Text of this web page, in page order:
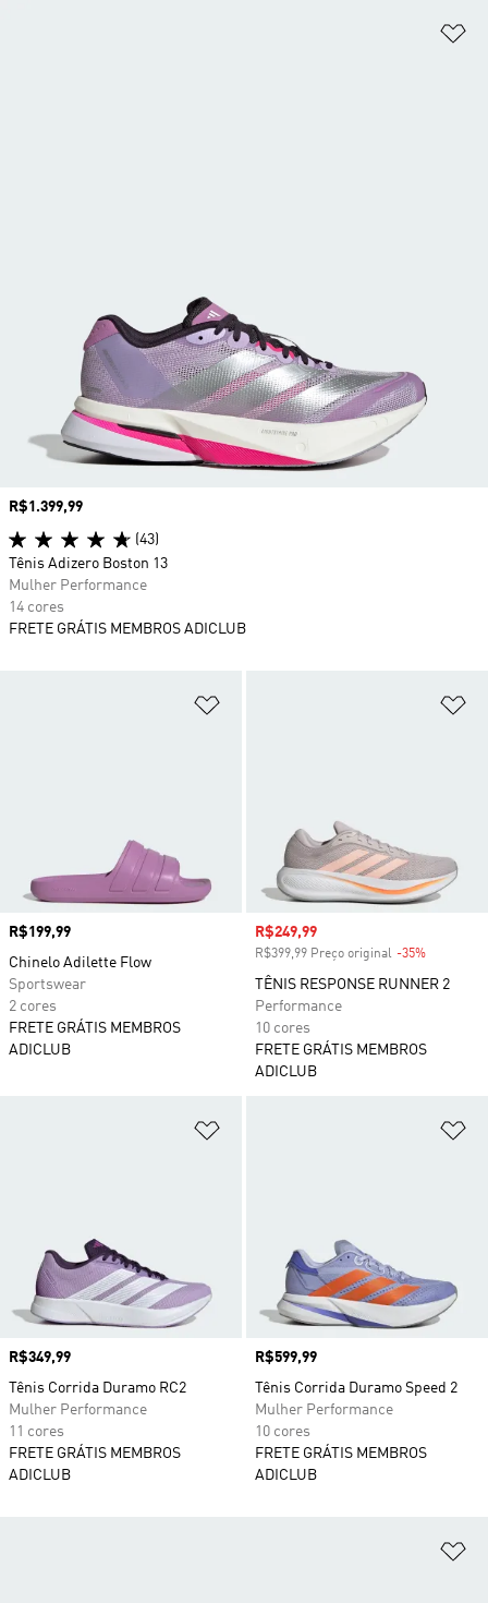
Preço
R$199,99
Chinelo Adilette Flow
Sportswear
2 cores
FRETE GRÁTIS MEMBROS
ADICLUB
Preço com desconto
R$249,99
R$399,99 Preço original -35%
TÊNIS RESPONSE RUNNER 2
Performance
10 cores
FRETE GRÁTIS MEMBROS
ADICLUB
Preço
R$349,99
Tênis Corrida Duramo RC2
Mulher Performance
11 cores
FRETE GRÁTIS MEMBROS
ADICLUB
Preço
R$599,99
Tênis Corrida Duramo Speed 2
Mulher Performance
10 cores
FRETE GRÁTIS MEMBROS
ADICLUB
Preço
R$1.399,99
(43)
Tênis Adizero Boston 13
Mulher Performance
14 cores
FRETE GRÁTIS MEMBROS ADICLUB